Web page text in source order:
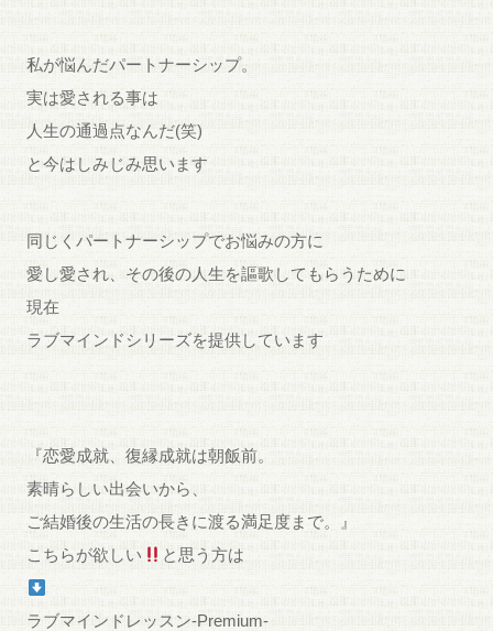
私が悩んだパートナーシップ。
実は愛される事は
人生の通過点なんだ(笑)
と今はしみじみ思います
同じくパートナーシップでお悩みの方に
愛し愛され、その後の人生を謳歌してもらうために
現在
ラブマインドシリーズを提供しています
『恋愛成就、復縁成就は朝飯前。
素晴らしい出会いから、
ご結婚後の生活の長きに渡る満足度まで。』
こちらが欲しい
と思う方は
ラブマインドレッスン-Premium-